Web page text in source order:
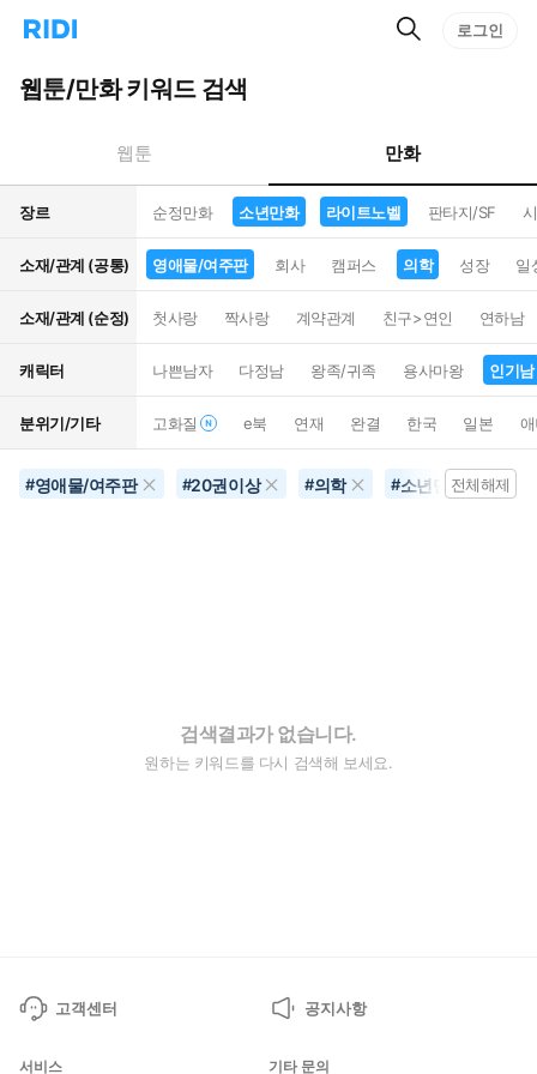
리
홈
으
턴
트
검
로그인
웹툰/만화 키워드 검색
웹툰 만화
장르 순정만화 소년만화 라이트노벨 판타지/SF
소재/관계 (공통) 영애물/여주판 회사 캠퍼스 의학 성장 일
소재/관계 (순정) 첫사랑 짝사랑 계약관계 친구>연인 연하남
캐릭터 나쁜남자 다정남 왕족/귀족 용사마왕 인기남
분위기/기타 고화질 e북 연재 완결 한국 일본
#영애물/여주판 #20권이상 #의학 #소년만화전체해제
검색결과가 없습니다.
원하는 키워드를 다시 검색해 보세요.
고객센터 공지사항
서비스 기타 문의